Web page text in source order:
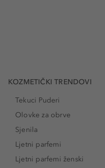
KOZMETIČKI TRENDOVI
Tekuci Puderi
Olovke za obrve
Sjenila
Ljetni parfemi
Ljetni parfemi ženski